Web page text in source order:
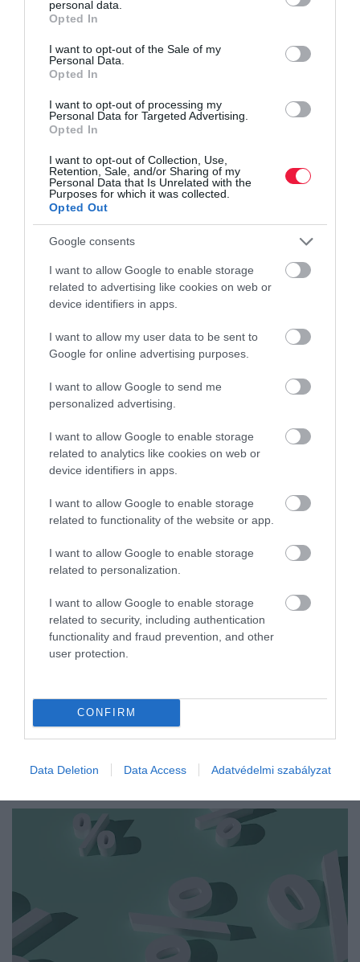
grant or deny consent to Google and its third-party tags to
use your data for below specified purposes in below Google
consent section.
personal data.
Opted In
I want to opt-out of the Sale of my
Personal Data.
Opted In
I want to opt-out of processing my
Personal Data for Targeted Advertising.
Opted In
I want to opt-out of Collection, Use,
Retention, Sale, and/or Sharing of my
Personal Data that Is Unrelated with the
Purposes for which it was collected.
Opted Out
Google consents
I want to allow Google to enable storage
related to advertising like cookies on web or
device identifiers in apps.
I want to allow my user data to be sent to
Google for online advertising purposes.
I want to allow Google to send me
personalized advertising.
I want to allow Google to enable storage
related to analytics like cookies on web or
device identifiers in apps.
I want to allow Google to enable storage
related to functionality of the website or app.
I want to allow Google to enable storage
related to personalization.
I want to allow Google to enable storage
related to security, including authentication
functionality and fraud prevention, and other
user protection.
CONFIRM
Data Deletion Data Access Adatvédelmi szabályzat
NYUGDÍJ
Tévhitek, amivel tönkreteheted a saját nyugdíjadat
Sokan hajlamosak struccpolitikát folytatni, ha az időskori
pénzügyekről van szó, ám a „fiatal vagyok még” és az „úgysem
érem meg” típusú tévhitek egyenes utat jelentenek a jövőbeni
anyagi csődhöz.